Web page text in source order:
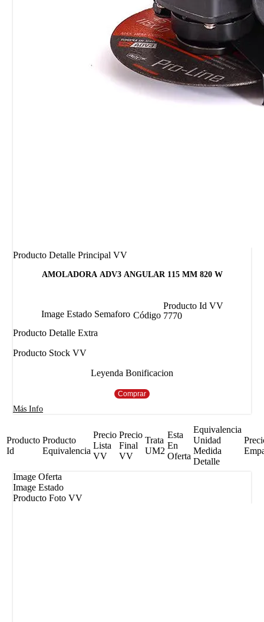
Producto Detalle Principal VV
AMOLADORA ADV3 ANGULAR 115 MM 820 W
Image Estado Semaforo Código
Producto Id VV
7770
Producto Detalle Extra
Producto Stock VV
Leyenda Bonificacion
Comprar
Más Info
Producto
Id
Producto
Equivalencia
Precio
Lista
VV
Precio
Final
VV
Trata
UM2
Esta
En
Oferta
Equivalencia
Unidad
Medida
Detalle
Image Oferta
Image Estado
Producto Foto VV